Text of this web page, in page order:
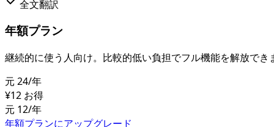
全文翻訳
年額プラン
継続的に使う人向け。比較的低い負担でフル機能を解放でき
元 24/年
¥12 お得
元 12/年
年額プランにアップグレード